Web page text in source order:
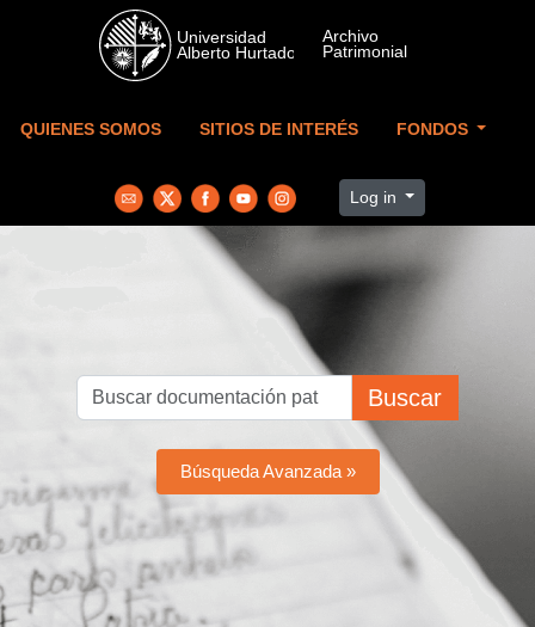
Skip to main content
QUIENES SOMOS SITIOS DE INTERÉS FONDOS
Log in
Buscar
Búsqueda Avanzada »